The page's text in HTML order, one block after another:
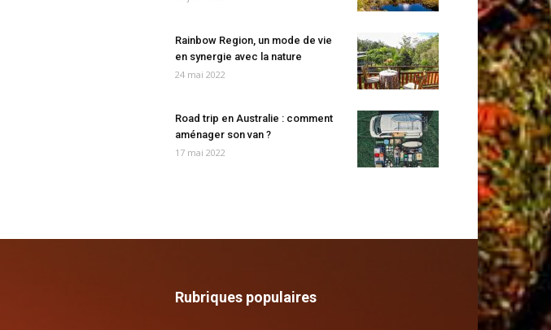
Rainbow Region, un mode de vie
en synergie avec la nature
24 mai 2022
Road trip en Australie : comment
aménager son van ?
17 mai 2022
Rubriques populaires